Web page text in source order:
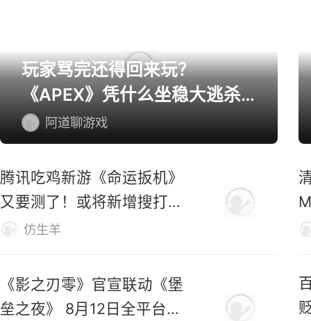
玩家骂完还得回来玩？
《APEX》凭什么坐稳大逃杀
第一桌？
阿道聊游戏
腾讯吃鸡新游《命运扳机》
又要测了！或将新增搜打撤
玩法！
仿生羊
《影之刃零》官宣联动《堡
垒之夜》 8月12日全平台预